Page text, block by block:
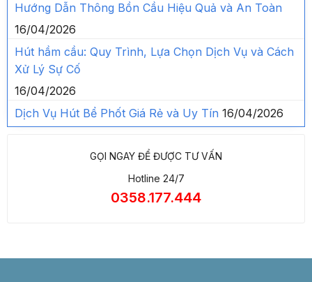
Hướng Dẫn Thông Bồn Cầu Hiệu Quả và An Toàn
16/04/2026
Hút hầm cầu: Quy Trình, Lựa Chọn Dịch Vụ và Cách
Xử Lý Sự Cố
16/04/2026
Dịch Vụ Hút Bể Phốt Giá Rẻ và Uy Tín 16/04/2026
GỌI NGAY ĐỂ ĐƯỢC TƯ VẤN
Hotline 24/7
0358.177.444